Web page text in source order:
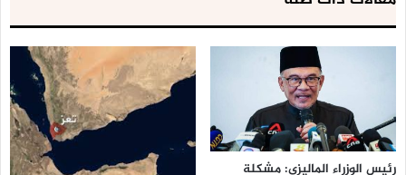
رئيس الوزراء الماليزي: مشكلة